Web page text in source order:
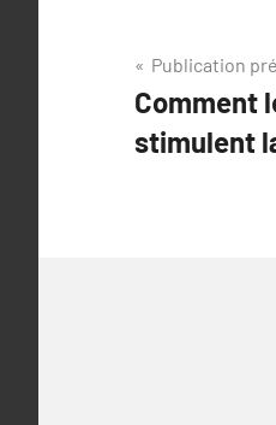
de
l’article
Publication
Comment
stimulent